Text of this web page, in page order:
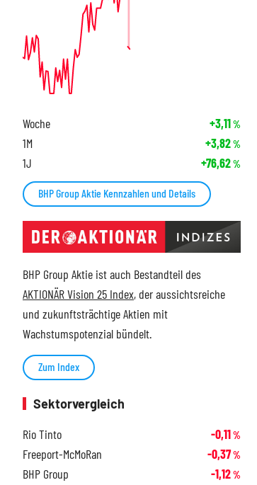
Woche +3,11%
1M +3,82%
1J +76,62%
BHP Group Aktie Kennzahlen und Details
BHP Group Aktie ist auch Bestandteil des
AKTIONÄR Vision 25 Index, der aussichtsreiche
und zukunftsträchtige Aktien mit
Wachstumspotenzial bündelt.
Zum Index
Sektorvergleich
Rio Tinto
-0,11%
Freeport-McMoRan -0,37%
BHP Group -1,12%